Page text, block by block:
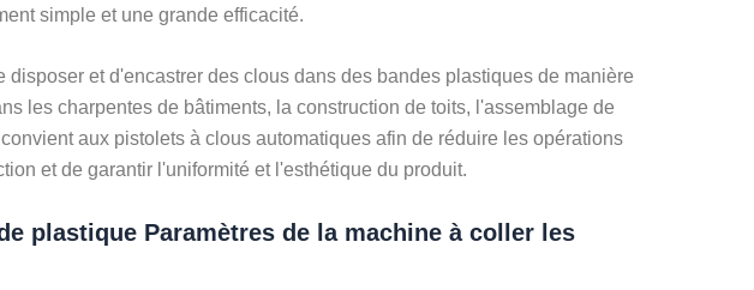
simple et une grande efficacité.
disposer et d'encastrer des clous dans des bandes plastiques de manière
les charpentes de bâtiments, la construction de toits, l'assemblage de
aux pistolets à clous automatiques afin de réduire les opérations
et de garantir l'uniformité et l'esthétique du produit.
plastique Paramètres de la machine à coller les